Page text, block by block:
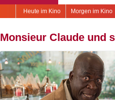
Morgen im Kino
Heute im Kino
Monsieur Claude und